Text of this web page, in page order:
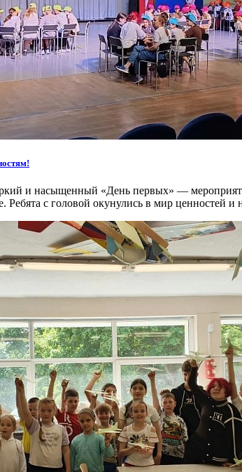
и насыщенный «День первых» —
Ребята с головой окунулись в мир ценностей